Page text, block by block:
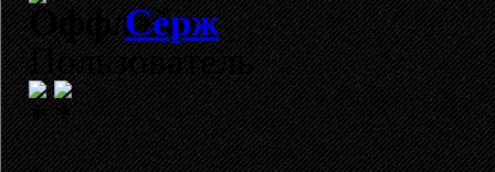
Cерж
Пользователь